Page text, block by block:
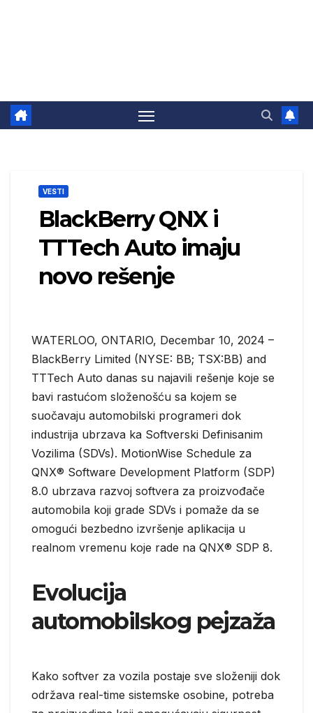
VESTI
BlackBerry QNX i
TTTech Auto imaju
novo rešenje
WATERLOO, ONTARIO, Decembar 10, 2024 –
BlackBerry Limited (NYSE: BB; TSX:BB) and
TTTech Auto danas su najavili rešenje koje se
bavi rastućom složenošću sa kojem se
suočavaju automobilski programeri dok
industrija ubrzava ka Softverski Definisanim
Vozilima (SDVs). MotionWise Schedule za
QNX® Software Development Platform (SDP)
8.0 ubrzava razvoj softvera za proizvođače
automobila koji grade SDVs i pomaže da se
omogući bezbedno izvršenje aplikacija u
realnom vremenu koje rade na QNX® SDP 8.
Evolucija
automobilskog pejzaža
Kako softver za vozila postaje sve složeniji dok
održava real-time sistemske osobine, potreba